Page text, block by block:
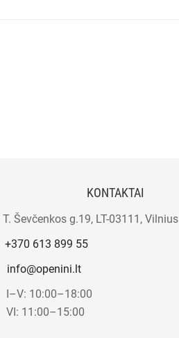
KONTAKTAI
T. Ševčenkos g.19, LT-03111, Vilnius
+370 613 899 55
info@openini.lt
I–V: 10:00–18:00
VI: 11:00–15:00